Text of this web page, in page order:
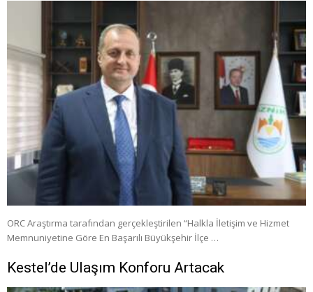
ORC Araştırma tarafından gerçekleştirilen “Halkla İletişim ve Hizmet
Memnuniyetine Göre En Başarılı Büyükşehir İlçe …
Kestel’de Ulaşım Konforu Artacak